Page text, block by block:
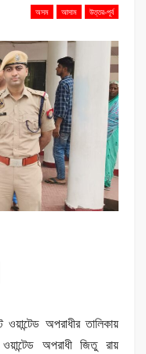
অসম আসাম উত্তর-পূর্ব
অপরাধীর তালিকায়
অপরাধী জিতু রায়